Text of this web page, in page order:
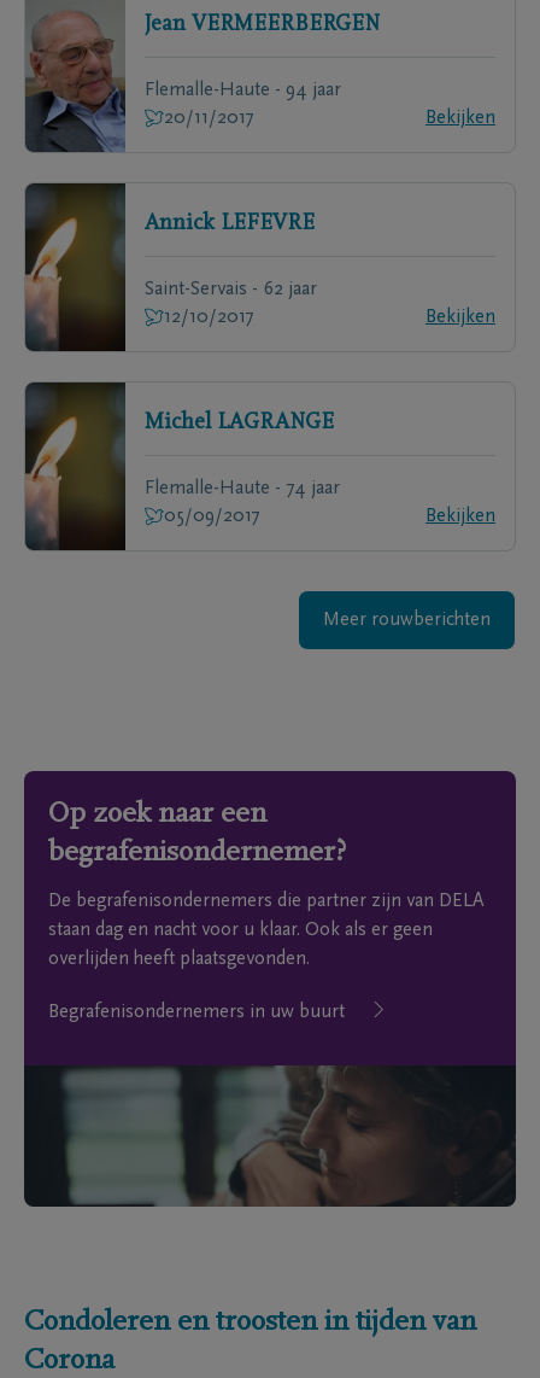
Jean VERMEERBERGEN
Flemalle-Haute - 94 jaar
20/11/2017
Bekijken
Annick LEFEVRE
Saint-Servais - 62 jaar
12/10/2017
Bekijken
Michel LAGRANGE
Flemalle-Haute - 74 jaar
05/09/2017
Bekijken
Meer rouwberichten
Op zoek naar een
begrafenisondernemer?
De begrafenisondernemers die partner zijn van DELA
staan dag en nacht voor u klaar. Ook als er geen
overlijden heeft plaatsgevonden.
Begrafenisondernemers in uw buurt
Condoleren en troosten in tijden van
Corona